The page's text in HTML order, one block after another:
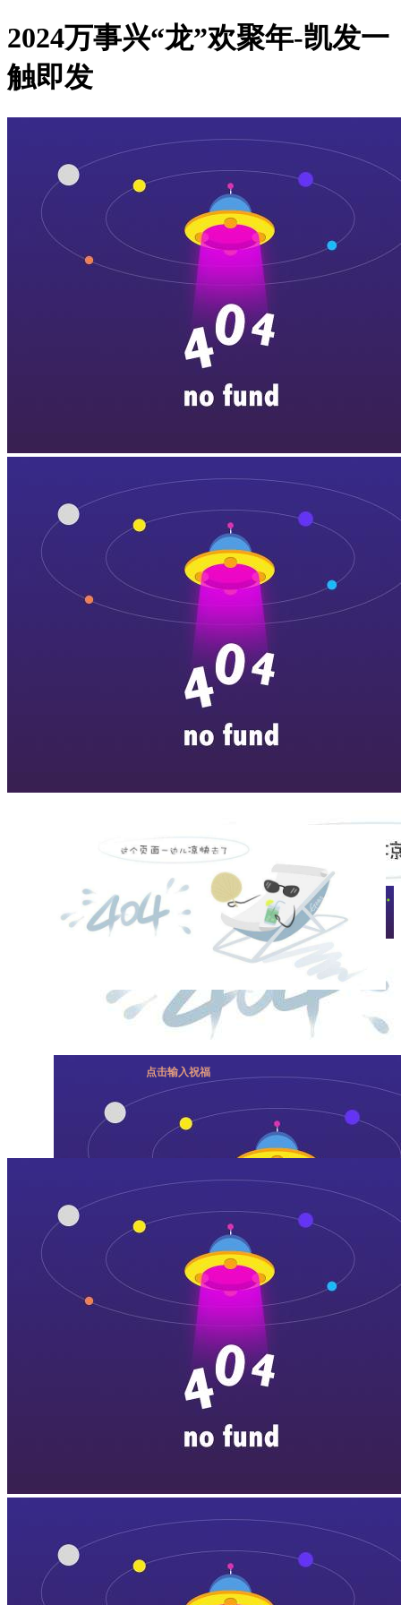
2024万事兴“龙”欢聚年-凯发一
触即发